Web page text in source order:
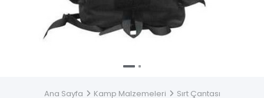
Ana Sayfa Kamp Malzemeleri Sırt Çantası